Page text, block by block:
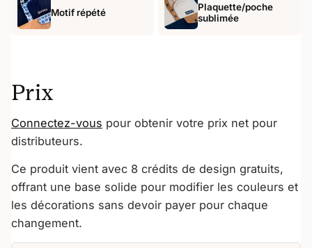
Motif répété
Plaquette/poche
sublimée
Prix
Connectez-vous pour obtenir votre prix net pour
distributeurs.
Ce produit vient avec 8 crédits de design gratuits,
offrant une base solide pour modifier les couleurs et
les décorations sans devoir payer pour chaque
changement.